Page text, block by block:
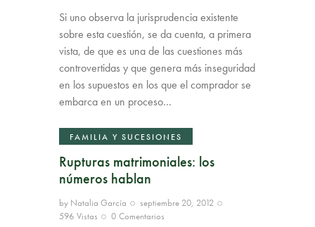
Si uno observa la jurisprudencia existente
sobre esta cuestión, se da cuenta, a primera
vista, de que es una de las cuestiones más
controvertidas y que genera más inseguridad
en los supuestos en los que el comprador se
embarca en un proceso…
FAMILIA Y SUCESIONES
Rupturas matrimoniales: los
números hablan
by Natalia García
septiembre 20, 2012
596 Vistas 0 Comentarios